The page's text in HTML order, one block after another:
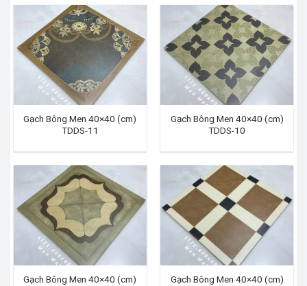
Gạch Bông Men 40×40 (cm)
TDDS-11
Gạch Bông Men 40×40 (cm)
TDDS-10
Gạch Bông Men 40×40 (cm)
Gạch Bông Men 40×40 (cm)